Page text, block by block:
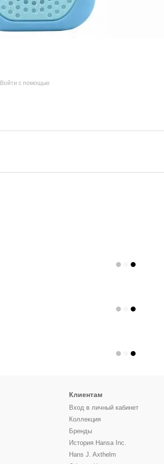
Войти с помощью
Клиентам
Вход в личный кабинет
Коллекция
Бренды
История Hansa Inc.
Hans J. Axthelm